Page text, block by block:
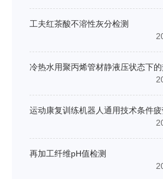
工夫红茶酸不溶性灰分检测
冷热水用聚丙烯管材静液压状态下
运动康复训练机器人通用技术条件疲
再加工纤维pH值检测